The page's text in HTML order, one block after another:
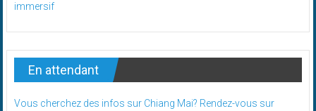
immersif
En attendant
Vous cherchez des infos sur Chiang Mai? Rendez-vous sur